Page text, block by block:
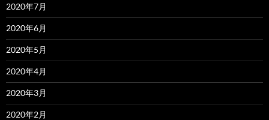
2020年7月
2020年6月
2020年5月
2020年4月
2020年3月
2020年2月